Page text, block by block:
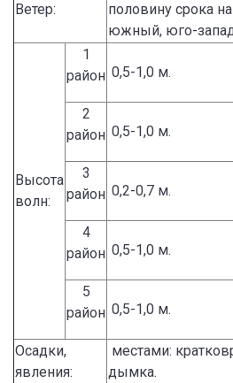
Ветер:
половину срока
южный, юго-
Высота
волн:
1
район 0,5-1,0 м.
2
район 0,5-1,0 м.
3
район 0,2-0,7 м.
4
район 0,5-1,0 м.
5
район 0,5-1,0 м.
Осадки,
явления:
местами:
дымка.